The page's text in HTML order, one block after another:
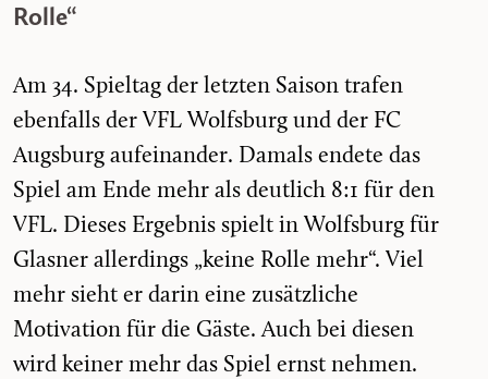
Rolle“
Am 34. Spieltag der letzten Saison trafen
ebenfalls der VFL Wolfsburg und der FC
Augsburg aufeinander. Damals endete das
Spiel am Ende mehr als deutlich 8:1 für den
VFL. Dieses Ergebnis spielt in Wolfsburg für
Glasner allerdings „keine Rolle mehr“. Viel
mehr sieht er darin eine zusätzliche
Motivation für die Gäste. Auch bei diesen
wird keiner mehr das Spiel ernst nehmen.